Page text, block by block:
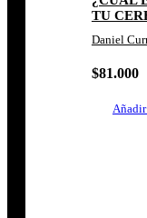
TU
Daniel
$81.000